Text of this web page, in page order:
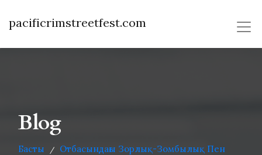
pacificrimstreetfest.com
Blog
Басты /
Отбасындағы Зорлық-Зомбылық Пен